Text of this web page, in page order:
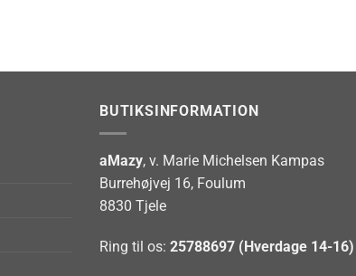
BUTIKSINFORMATION
aMazy, v. Marie Michelsen Kampas
Burrehøjvej 16, Foulum
8830 Tjele
Ring til os: 25788697 (Hverdage 14-16)